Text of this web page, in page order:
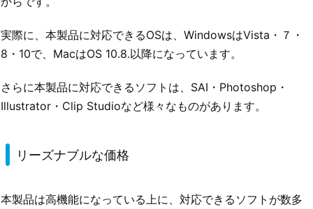
実際に、本製品に対応できるOSは、WindowsはVista・７・
8・10で、MacはOS 10.8.以降になっています。
さらに本製品に対応できるソフトは、SAI・Photoshop・
Illustrator・Clip Studioなど様々なものがあります。
リーズナブルな価格
本製品は高機能になっている上に、対応できるソフトが数多